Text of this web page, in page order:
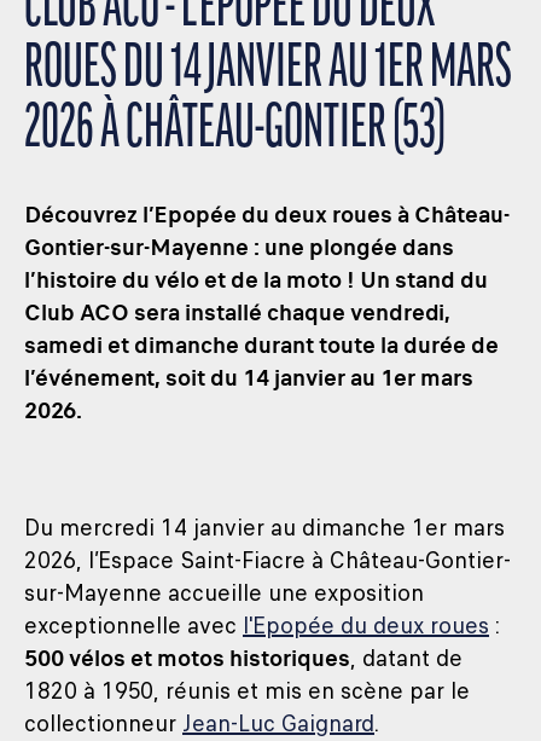
ROUES DU 14 JANVIER AU 1ER MARS
2026 À CHÂTEAU-GONTIER (53)
Découvrez l’Epopée du deux roues à Château-
Gontier-sur-Mayenne : une plongée dans
l’histoire du vélo et de la moto ! Un stand du
Club ACO sera installé chaque vendredi,
samedi et dimanche durant toute la durée de
l’événement, soit du 14 janvier au 1er mars
2026.
Du mercredi 14 janvier au dimanche 1er mars
2026, l’Espace Saint-Fiacre à Château-Gontier-
sur-Mayenne accueille une exposition
exceptionnelle avec l'Epopée du deux roues :
500 vélos et motos historiques, datant de
1820 à 1950, réunis et mis en scène par le
collectionneur Jean-Luc Gaignard.